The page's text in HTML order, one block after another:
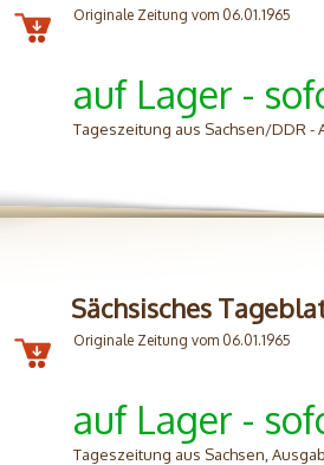
Originale Zeitung vom 06.01.1965
auf Lager -
Tageszeitung aus Sachsen/DDR -
Sächsisches
Originale Zeitung vom 06.01.1965
auf Lager -
Tageszeitung aus Sachsen,